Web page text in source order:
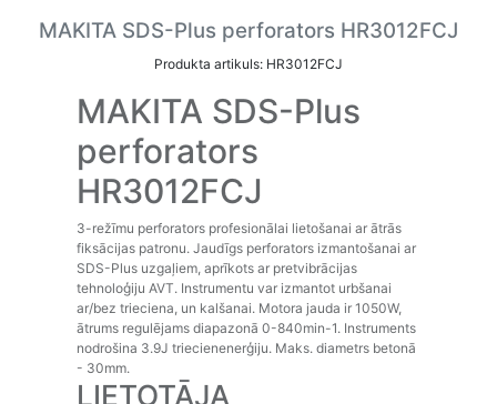
MAKITA SDS-Plus perforators HR3012FCJ
Produkta artikuls: HR3012FCJ
MAKITA SDS-Plus
perforators
HR3012FCJ
3-režīmu perforators profesionālai lietošanai ar ātrās
fiksācijas patronu. Jaudīgs perforators izmantošanai ar
SDS-Plus uzgaļiem, aprīkots ar pretvibrācijas
tehnoloģiju AVT. Instrumentu var izmantot urbšanai
ar/bez trieciena, un kalšanai. Motora jauda ir 1050W,
ātrums regulējams diapazonā 0-840min-1. Instruments
nodrošina 3.9J triecienenerģiju. Maks. diametrs betonā
- 30mm.
LIETOTĀJA